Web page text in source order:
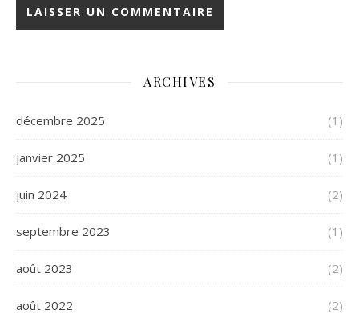
ARCHIVES
décembre 2025 (1)
janvier 2025 (1)
juin 2024 (2)
septembre 2023 (1)
août 2023 (2)
août 2022 (2)